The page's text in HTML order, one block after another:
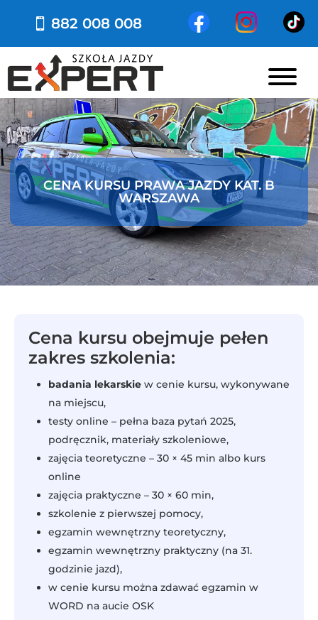
882 008 008
CENA KURSU PRAWA JAZDY KAT. B
WARSZAWA
Cena kursu obejmuje pełen
zakres szkolenia:
badania lekarskie w cenie kursu, wykonywane
na miejscu,
testy online – pełna baza pytań 2025,
podręcznik, materiały szkoleniowe,
zajęcia teoretyczne – 30 × 45 min albo kurs
online
zajęcia praktyczne – 30 × 60 min,
szkolenie z pierwszej pomocy,
egzamin wewnętrzny teoretyczny,
egzamin wewnętrzny praktyczny (na 31.
godzinie jazd),
w cenie kursu można zdawać egzamin w
WORD na aucie OSK